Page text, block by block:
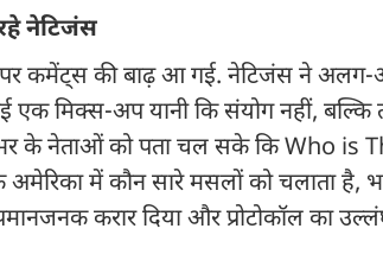
नेटिजंस
पर कमेंट्स की बाढ़ आ गई. नेटिजंस ने
एक मिक्‍स-अप यानी कि संयोग नहीं, बल्कि
के नेताओं को पता चल सके कि Who is
में कौन सारे मसलों को चलाता है,
करार दिया और प्रोटोकॉल का